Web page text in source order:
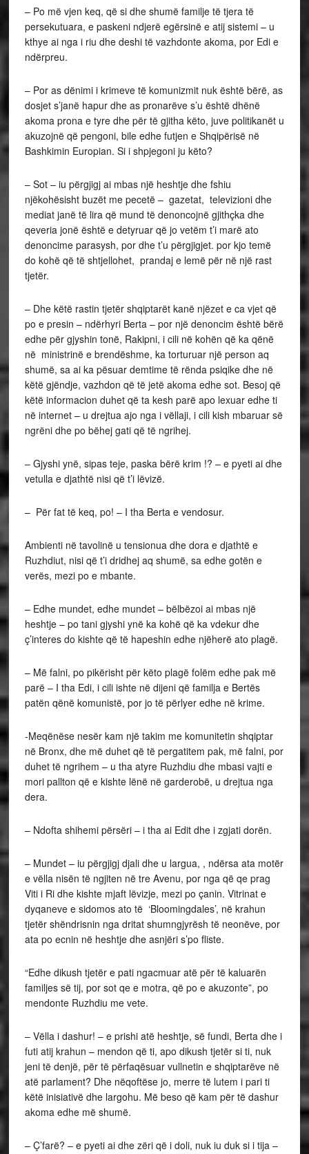
– Po më vjen keq, që si dhe shumë familje të tjera të
persekutuara, e paskeni ndjerë egërsinë e atij sistemi – u
kthye ai nga i riu dhe deshi të vazhdonte akoma, por Edi e
ndërpreu.
– Por as dënimi i krimeve të komunizmit nuk është bërë, as
dosjet s’janë hapur dhe as pronarëve s’u është dhënë
akoma prona e tyre dhe për të gjitha këto, juve politikanët u
akuzojnë që pengoni, bile edhe futjen e Shqipërisë në
Bashkimin Europian. Si i shpjegoni ju këto?
– Sot – iu përgjigj ai mbas një heshtje dhe fshiu
njëkohësisht buzët me pecetë – gazetat, televizioni dhe
mediat janë të lira që mund të denoncojnë gjithçka dhe
qeveria jonë është e detyruar që jo vetëm t’i marë ato
denoncime parasysh, por dhe t’u përgjigjet. por kjo temë
do kohë që të shtjellohet, prandaj e lemë për në një rast
tjetër.
– Dhe këtë rastin tjetër shqiptarët kanë njëzet e ca vjet që
po e presin – ndërhyri Berta – por një denoncim është bërë
edhe për gjyshin tonë, Rakipni, i cili në kohën që ka qënë
në ministrinë e brendëshme, ka torturuar një person aq
shumë, sa ai ka pësuar demtime të rënda psiqike dhe në
këtë gjëndje, vazhdon që të jetë akoma edhe sot. Besoj që
këtë informacion duhet që ta kesh parë apo lexuar edhe ti
në internet – u drejtua ajo nga i vëllaji, i cili kish mbaruar së
ngrëni dhe po bëhej gati që të ngrihej.
– Gjyshi ynë, sipas teje, paska bërë krim !? – e pyeti ai dhe
vetulla e djathtë nisi që t’i lëvizë.
– Për fat të keq, po! – I tha Berta e vendosur.
Ambienti në tavolinë u tensionua dhe dora e djathtë e
Ruzhdiut, nisi që t’i dridhej aq shumë, sa edhe gotën e
verës, mezi po e mbante.
– Edhe mundet, edhe mundet – bëlbëzoi ai mbas një
heshtje – po tani gjyshi ynë ka kohë që ka vdekur dhe
ç’interes do kishte që të hapeshin edhe njëherë ato plagë.
– Më falni, po pikërisht për këto plagë folëm edhe pak më
parë – I tha Edi, i cili ishte në dijeni që familja e Bertës
patën qënë komunistë, por jo të përlyer edhe në krime.
-Meqënëse nesër kam një takim me komunitetin shqiptar
në Bronx, dhe më duhet që të pergatitem pak, më falni, por
duhet të ngrihem – u tha atyre Ruzhdiu dhe mbasi vajti e
mori pallton që e kishte lënë në garderobë, u drejtua nga
dera.
– Ndofta shihemi përsëri – i tha ai Edit dhe i zgjati dorën.
– Mundet – iu përgjigj djali dhe u largua, , ndërsa ata motër
e vëlla nisën të ngjiten në tre Avenu, por nga që qe prag
Viti i Ri dhe kishte mjaft lëvizje, mezi po çanin. Vitrinat e
dyqaneve e sidomos ato të ‘Bloomingdales’, në krahun
tjetër shëndrisnin nga dritat shumngjyrësh të neonëve, por
ata po ecnin në heshtje dhe asnjëri s’po fliste.
“Edhe dikush tjetër e pati ngacmuar atë për të kaluarën
familjes së tij, por sot qe e motra, që po e akuzonte”, po
mendonte Ruzhdiu me vete.
– Vëlla i dashur! – e prishi atë heshtje, së fundi, Berta dhe i
futi atij krahun – mendon që ti, apo dikush tjetër si ti, nuk
jeni të denjë, për të përfaqësuar vullnetin e shqiptarëve në
atë parlament? Dhe nëqoftëse jo, merre të lutem i pari ti
këtë inisiativë dhe largohu. Më beso që kam për të dashur
akoma edhe më shumë.
– Ç’farë? – e pyeti ai dhe zëri që i doli, nuk iu duk si i tija –